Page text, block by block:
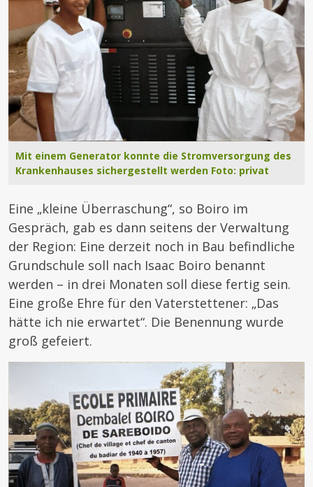
Mit einem Generator konnte die Stromversorgung des
Krankenhauses sichergestellt werden Foto: privat
Eine „kleine Überraschung“, so Boiro im
Gespräch, gab es dann seitens der Verwaltung
der Region: Eine derzeit noch in Bau befindliche
Grundschule soll nach Isaac Boiro benannt
werden – in drei Monaten soll diese fertig sein.
Eine große Ehre für den Vaterstettener: „Das
hätte ich nie erwartet“. Die Benennung wurde
groß gefeiert.